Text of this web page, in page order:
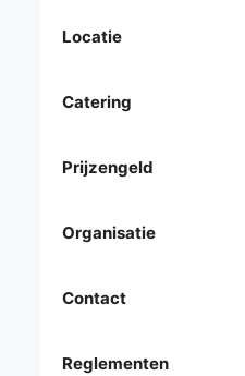
Locatie
Catering
Prijzengeld
Organisatie
Contact
Reglementen